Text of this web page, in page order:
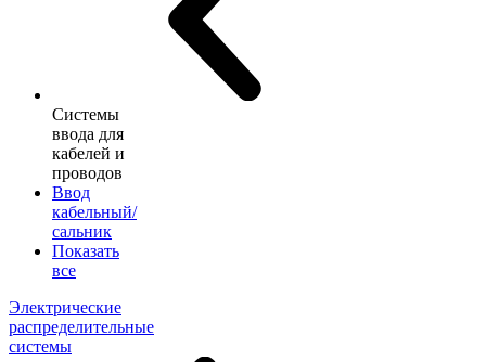
Системы
ввода для
кабелей и
проводов
Ввод
кабельный/
сальник
Показать
все
Электрические
распределительные
системы